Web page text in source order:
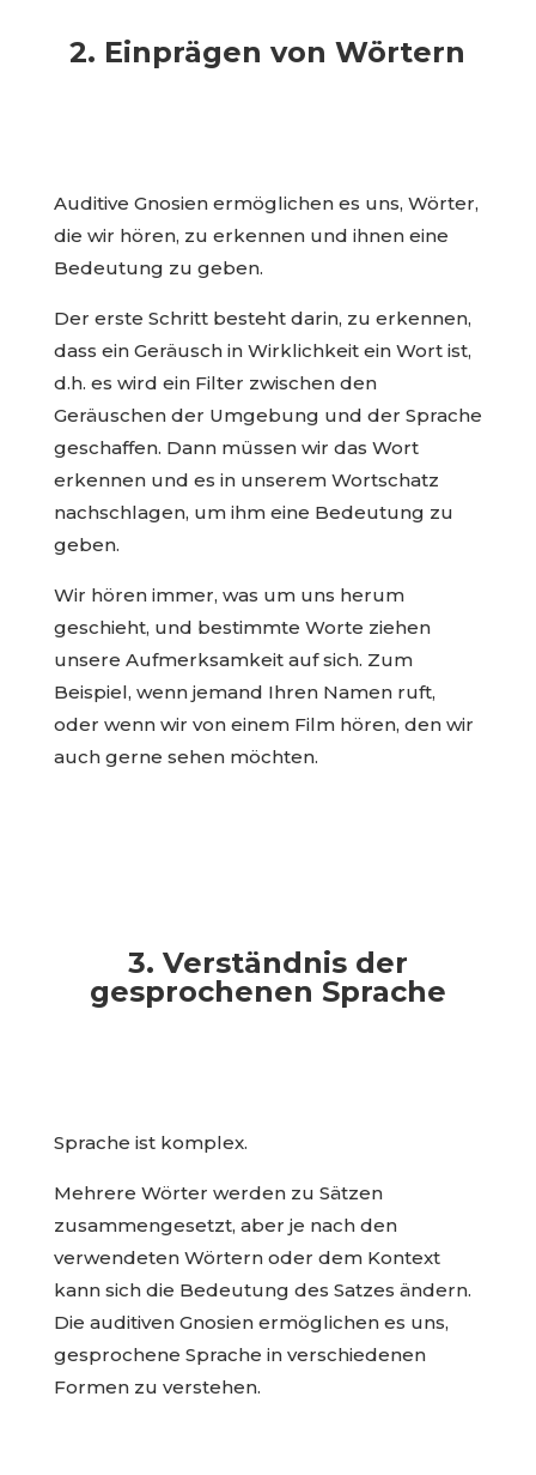
2. Einprägen von Wörtern
Auditive Gnosien ermöglichen es uns, Wörter,
die wir hören, zu erkennen und ihnen eine
Bedeutung zu geben.
Der erste Schritt besteht darin, zu erkennen,
dass ein Geräusch in Wirklichkeit ein Wort ist,
d.h. es wird ein Filter zwischen den
Geräuschen der Umgebung und der Sprache
geschaffen. Dann müssen wir das Wort
erkennen und es in unserem Wortschatz
nachschlagen, um ihm eine Bedeutung zu
geben.
Wir hören immer, was um uns herum
geschieht, und bestimmte Worte ziehen
unsere Aufmerksamkeit auf sich. Zum
Beispiel, wenn jemand Ihren Namen ruft,
oder wenn wir von einem Film hören, den wir
auch gerne sehen möchten.
3. Verständnis der
gesprochenen Sprache
Sprache ist komplex.
Mehrere Wörter werden zu Sätzen
zusammengesetzt, aber je nach den
verwendeten Wörtern oder dem Kontext
kann sich die Bedeutung des Satzes ändern.
Die auditiven Gnosien ermöglichen es uns,
gesprochene Sprache in verschiedenen
Formen zu verstehen.